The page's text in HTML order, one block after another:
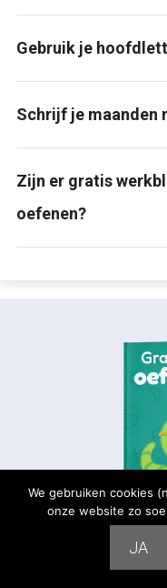
Gebruik je
Schrijf je maanden
Zijn er gratis
oefenen?
We gebruiken cookies
onze website zo
JA